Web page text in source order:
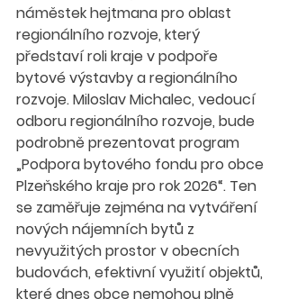
náměstek hejtmana pro oblast
regionálního rozvoje, který
představí roli kraje v podpoře
bytové výstavby a regionálního
rozvoje. Miloslav Michalec, vedoucí
odboru regionálního rozvoje, bude
podrobně prezentovat program
„Podpora bytového fondu pro obce
Plzeňského kraje pro rok 2026“. Ten
se zaměřuje zejména na vytváření
nových nájemních bytů z
nevyužitých prostor v obecních
budovách, efektivní využití objektů,
které dnes obce nemohou plně